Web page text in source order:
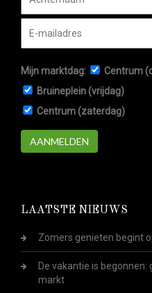
Mijn marktdag:
Centrum
Bruineplein (vrijdag)
Centrum (zaterdag)
AANMELDEN
LAATSTE NIEUWS
Zomers genieten begint
De vakantie is
markt